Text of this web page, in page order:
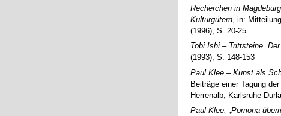
Recherchen in
Kulturgütern , in:
(1996), S. 20-25
Tobi Ishi – Trittsteine.
(1993), S. 148-153
Paul Klee – Kunst als
Beiträge einer Tagung
Herrenalb, Karlsruhe-
Paul Klee, „Pomona